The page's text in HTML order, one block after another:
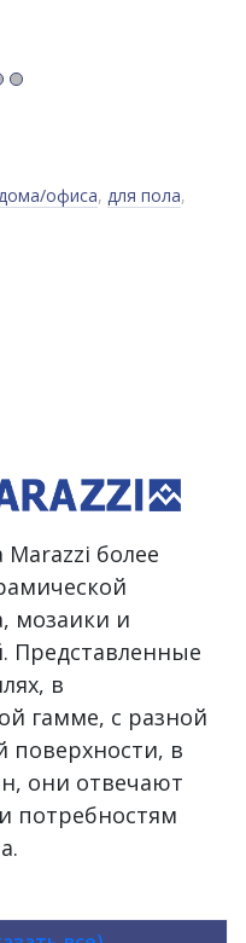
офиса, для пола,
более
мозаики и
Представленные
в
гамме, с разной
поверхности, в
они отвечают
потребностям